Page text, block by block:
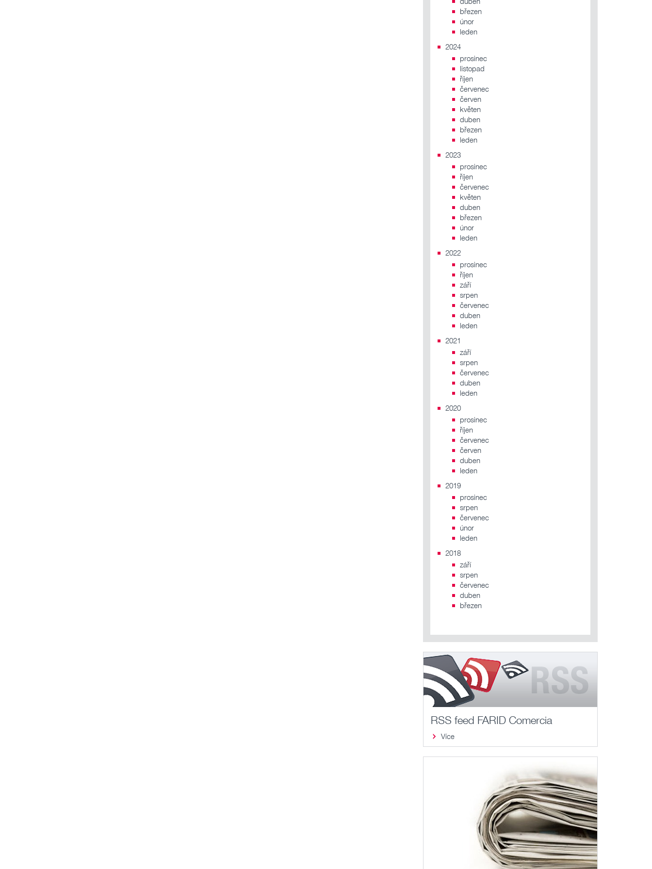
březen
únor
leden
2024
prosinec
listopad
říjen
červenec
červen
květen
duben
březen
leden
2023
prosinec
říjen
červenec
květen
duben
březen
únor
leden
2022
prosinec
říjen
září
srpen
červenec
duben
leden
2021
září
srpen
červenec
duben
leden
2020
prosinec
říjen
červenec
červen
duben
leden
2019
prosinec
srpen
červenec
únor
leden
2018
září
srpen
červenec
duben
březen
RSS feed FARID Comercia
Více